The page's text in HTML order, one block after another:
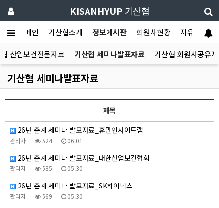
KISANHYUP기산협
메인 기산협소개 정보게시판 회원사현황 자유게시판
산업보건전문자료 기산협 세미나발표자료 기산협 회원사공유
기산협 세미나발표자료
제목
26년 춘계 세미나 발표자료_휴먼인사이트랩
관리자 524 06.01
26년 춘계 세미나 발표자료_대한산업보건협회
관리자 585 05.30
26년 춘계 세미나 발표자료_SK하이닉스
관리자 569 05.30